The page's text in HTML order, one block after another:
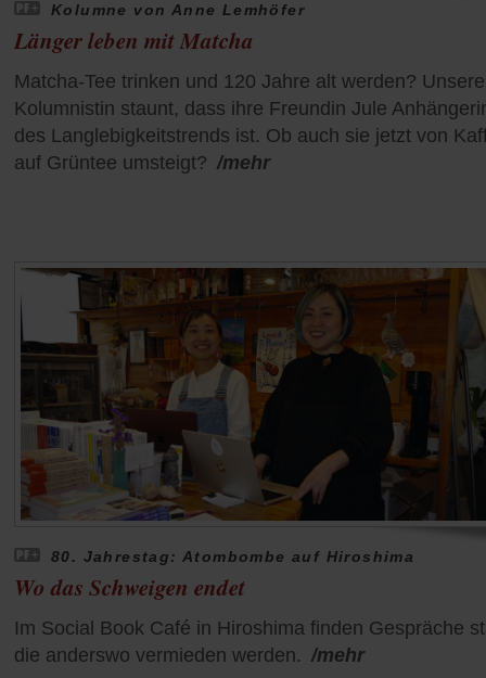
Kolumne von Anne Lemhöfer
Länger leben mit Matcha
Matcha-Tee trinken und 120 Jahre alt werden? Unsere
Kolumnistin staunt, dass ihre Freundin Jule
des Langlebigkeitstrends ist. Ob auch sie jetzt von
auf Grüntee umsteigt? /mehr
80. Jahrestag: Atombombe auf Hiroshima
Wo das Schweigen endet
Im Social Book Café in Hiroshima finden Gespräche
die anderswo vermieden werden. /mehr